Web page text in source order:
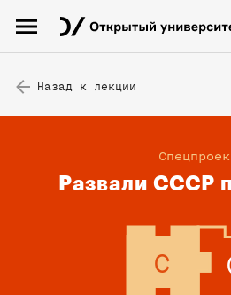
Назад к лекции
Развали СССР
C